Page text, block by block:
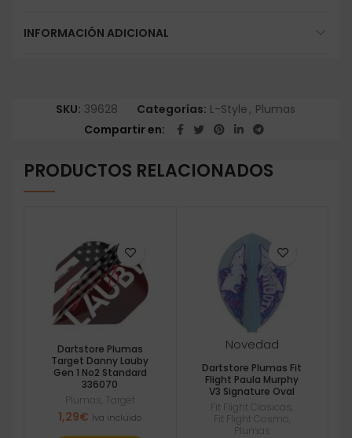
INFORMACIÓN ADICIONAL
SKU: 39628 Categorías: L-Style, Plumas
Compartir en
PRODUCTOS RELACIONADOS
Dartstore Plumas
Target Danny Lauby
Gen 1 No2 Standard
336070
Plumas Target
1,29€ Iva incluido
Novedad
Dartstore Plumas Fit
Flight Paula Murphy
V3 Signature Oval
Fit Flight Clasicas
Fit Flight Cosmo
Plumas